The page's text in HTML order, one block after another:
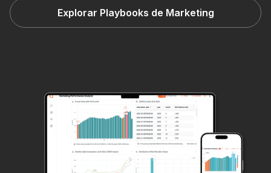
Explorar Playbooks de Marketing